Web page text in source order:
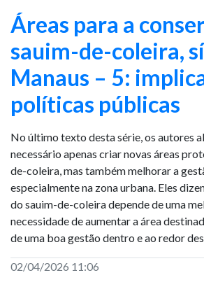
Áreas para a
sauim-de-coleira,
Manaus – 5:
políticas públicas
No último texto desta série, os autores
necessário apenas criar novas áreas
de-coleira, mas também melhorar a
especialmente na zona urbana. Eles
do sauim-de-coleira depende de uma
necessidade de aumentar a área
de uma boa gestão dentro e ao redor
02/04/2026 11:06